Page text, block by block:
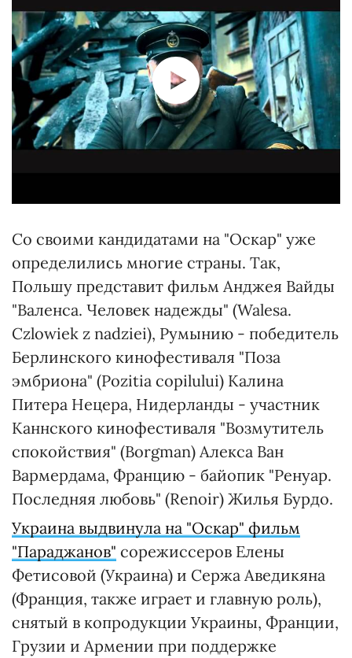
Со своими кандидатами на "Оскар" уже
определились многие страны. Так,
Польшу представит фильм Анджея Вайды
"Валенса. Человек надежды" (Walesa.
Czlowiek z nadziei), Румынию - победитель
Берлинского кинофестиваля "Поза
эмбриона" (Pozitia copilului) Калина
Питера Нецера, Нидерланды - участник
Каннского кинофестиваля "Возмутитель
спокойствия" (Borgman) Алекса Ван
Вармердама, Францию - байопик "Ренуар.
Последняя любовь" (Renoir) Жилья Бурдо.
Украина выдвинула на "Оскар" фильм
"Параджанов" сорежиссеров Елены
Фетисовой (Украина) и Сержа Аведикяна
(Франция, также играет и главную роль),
снятый в копродукции Украины, Франции,
Грузии и Армении при поддержке